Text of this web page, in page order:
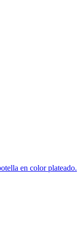
en color plateado.